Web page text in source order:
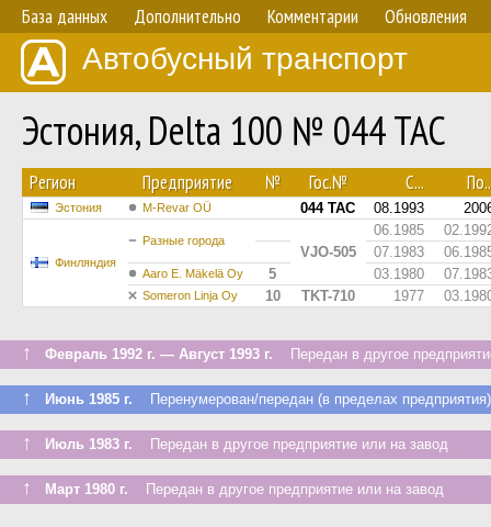
База данных Дополнительно Комментарии Обновления
Автобусный транспорт
Эстония, Delta 100 № 044 TAC
Регион Предприятие № Гос.№ С...
Эстония M-Revar OÜ 044 TAC 08.1993
Финляндия
Разные города
VJO-505
06.1985
07.1983
Aaro E. Mäkelä Oy 5 03.1980
Someron Linja Oy 10 TKT-710 1977
↑ Февраль 1992 г. — Август 1993 г. Передан в другое
↑ Июнь 1985 г. Перенумерован/передан (в пределах предприятия)
↑ Июль 1983 г. Передан в другое предприятие или на завод
↑ Март 1980 г. Передан в другое предприятие или на завод